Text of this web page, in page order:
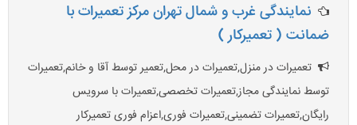
نمایندگی غرب و شمال تهران مرکز تعمیرات با
ضمانت ( تعمیرکار )
تعمیرات در منزل,تعمیرات در محل,تعمیر توسط آقا و خانم,تعمیرات
توسط نمایندگی مجاز,تعميرات تخصصی,تعمیرات با سرویس
رایگان,تعمیرات تضمینی,تعمیرات فوری,اعزام فوری تعمیرکار